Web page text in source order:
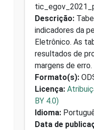
Descrição:
indicadores da
Eletrônico. As
resultados de
margens de erro.
Formato(s):
Licença:
BY 4.0)
Idioma:
Data de